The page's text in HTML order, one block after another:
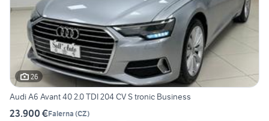
26
Audi A6 Avant 40 2.0 TDI 204 CV S tronic Business
23.900 €Falerna (CZ)